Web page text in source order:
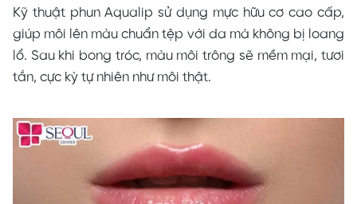
Kỹ thuật phun Aqualip sử dụng mực hữu cơ cao cấp,
giúp môi lên màu chuẩn tệp với da mà không bị loang
lổ. Sau khi bong tróc, màu môi trông sẽ mềm mại, tươi
tắn, cực kỳ tự nhiên như môi thật.